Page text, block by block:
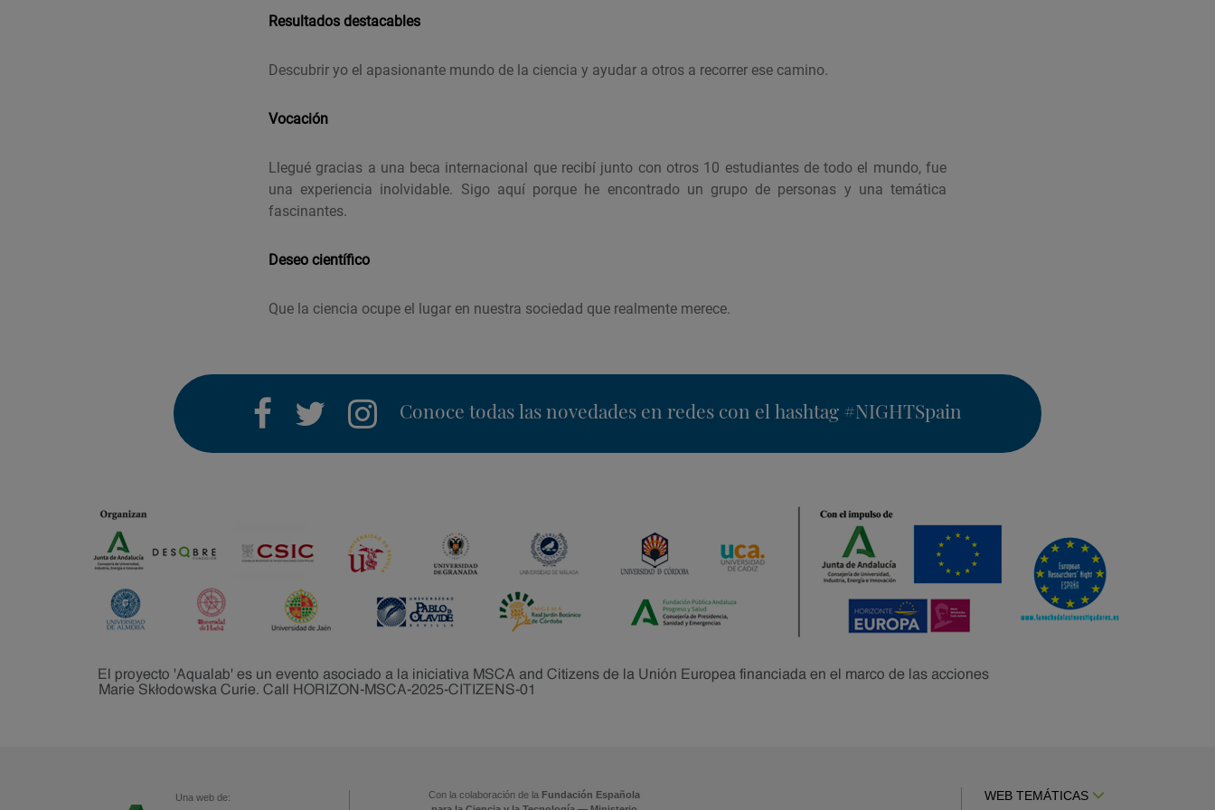
Resultados destacables
Descubrir yo el apasionante mundo de la ciencia y ayudar a otros a recorrer ese camino.
Vocación
Llegué gracias a una beca internacional que recibí junto con otros 10 estudiantes de todo el mundo, fue
una experiencia inolvidable. Sigo aquí porque he encontrado un grupo de personas y una temática
fascinantes.
Deseo científico
Que la ciencia ocupe el lugar en nuestra sociedad que realmente merece.
facebooktwitter instagram
Conoce todas las novedades en redes con el hashtag #NIGHTSpain
Una web de: Con la colaboración de la Fundación Española
WEB TEMÁTICAS